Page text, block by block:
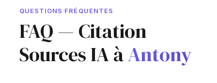
QUESTIONS FRÉQUENTES
FAQ — Citation
Sources IA àAntony